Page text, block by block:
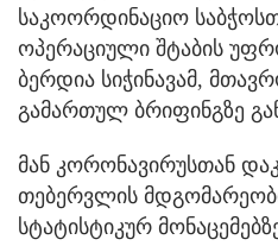
საკოორდინაციო
ოპერაციული შტაბის
ბერდია სიჭინავამ,
გამართულ ბრიფინგზე
მან კორონავირუსთან
თებერვლის
სტატისტიკურ